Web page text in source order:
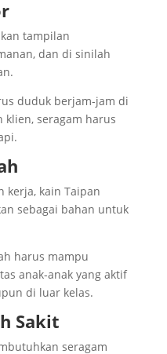
tampilan
dan di sinilah
duduk berjam-jam di
seragam harus
kerja, kain Taipan
sebagai bahan untuk
harus mampu
anak-anak yang aktif
di luar kelas.
Sakit
seragam